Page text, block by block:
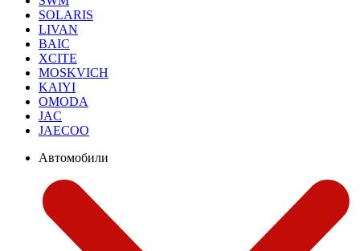
SOLARIS
LIVAN
BAIC
XCITE
MOSKVICH
KAIYI
OMODA
JAC
JAECOO
Автомобили